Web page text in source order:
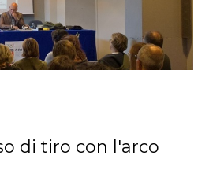
di tiro con l'arco